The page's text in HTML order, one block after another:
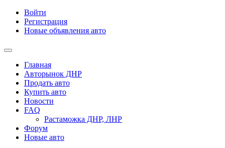
Войти
Регистрация
Новые объявления авто
Главная
Авторынок ДНР
Продать авто
Купить авто
Новости
FAQ
Растаможка ДНР, ЛНР
Форум
Новые авто